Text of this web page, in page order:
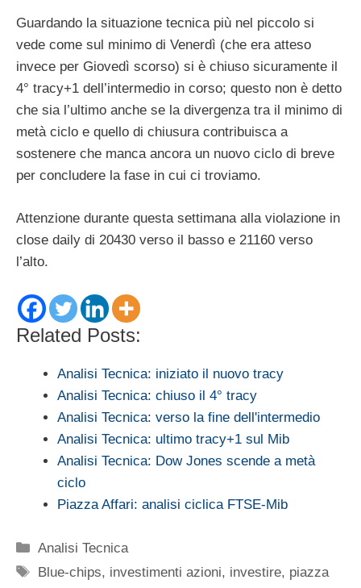
Guardando la situazione tecnica più nel piccolo si
vede come sul minimo di Venerdì (che era atteso
invece per Giovedì scorso) si è chiuso sicuramente il
4° tracy+1 dell’intermedio in corso; questo non è detto
che sia l’ultimo anche se la divergenza tra il minimo di
metà ciclo e quello di chiusura contribuisca a
sostenere che manca ancora un nuovo ciclo di breve
per concludere la fase in cui ci troviamo.
Attenzione durante questa settimana alla violazione in
close daily di 20430 verso il basso e 21160 verso
l’alto.
Related Posts:
Analisi Tecnica: iniziato il nuovo tracy
Analisi Tecnica: chiuso il 4° tracy
Analisi Tecnica: verso la fine dell'intermedio
Analisi Tecnica: ultimo tracy+1 sul Mib
Analisi Tecnica: Dow Jones scende a metà
ciclo
Piazza Affari: analisi ciclica FTSE-Mib
Categorie
Analisi Tecnica
Tag
Blue-chips, investimenti azioni, investire, piazza